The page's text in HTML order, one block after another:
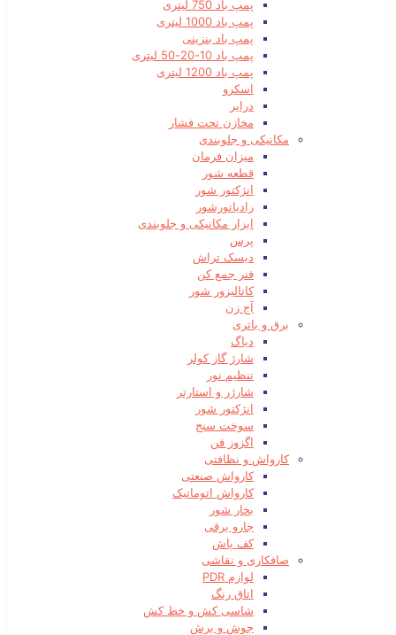
پمپ باد 750 لیتری
پمپ باد 1000 لیتری
پمپ باد بنزینی
پمپ باد 10-20-50 لیتری
پمپ باد 1200 لیتری
اسکرو
درایر
مخازن تحت فشار
مکانیکی و جلوبندی
میزان فرمان
قطعه شور
انژکتور شور
رادیاتورشور
ابزار مکانیکی و جلوبندی
پرس
دیسک تراش
فنر جمع کن
کاتالیزور شور
آج زن
برق و باتری
دیاگ
شارژ گاز کولر
تنظیم نور
شارژر و استارتر
انژکتور شور
سوخت سنج
اگزوز فن
کارواش و نظافتی
کارواش صنعتی
کارواش اتوماتیک
بخار شور
جارو برقی
کف پاش
صافکاری و نقاشی
لوازم PDR
اتاق رنگ
شاسی کش و خط کش
جوش و برش